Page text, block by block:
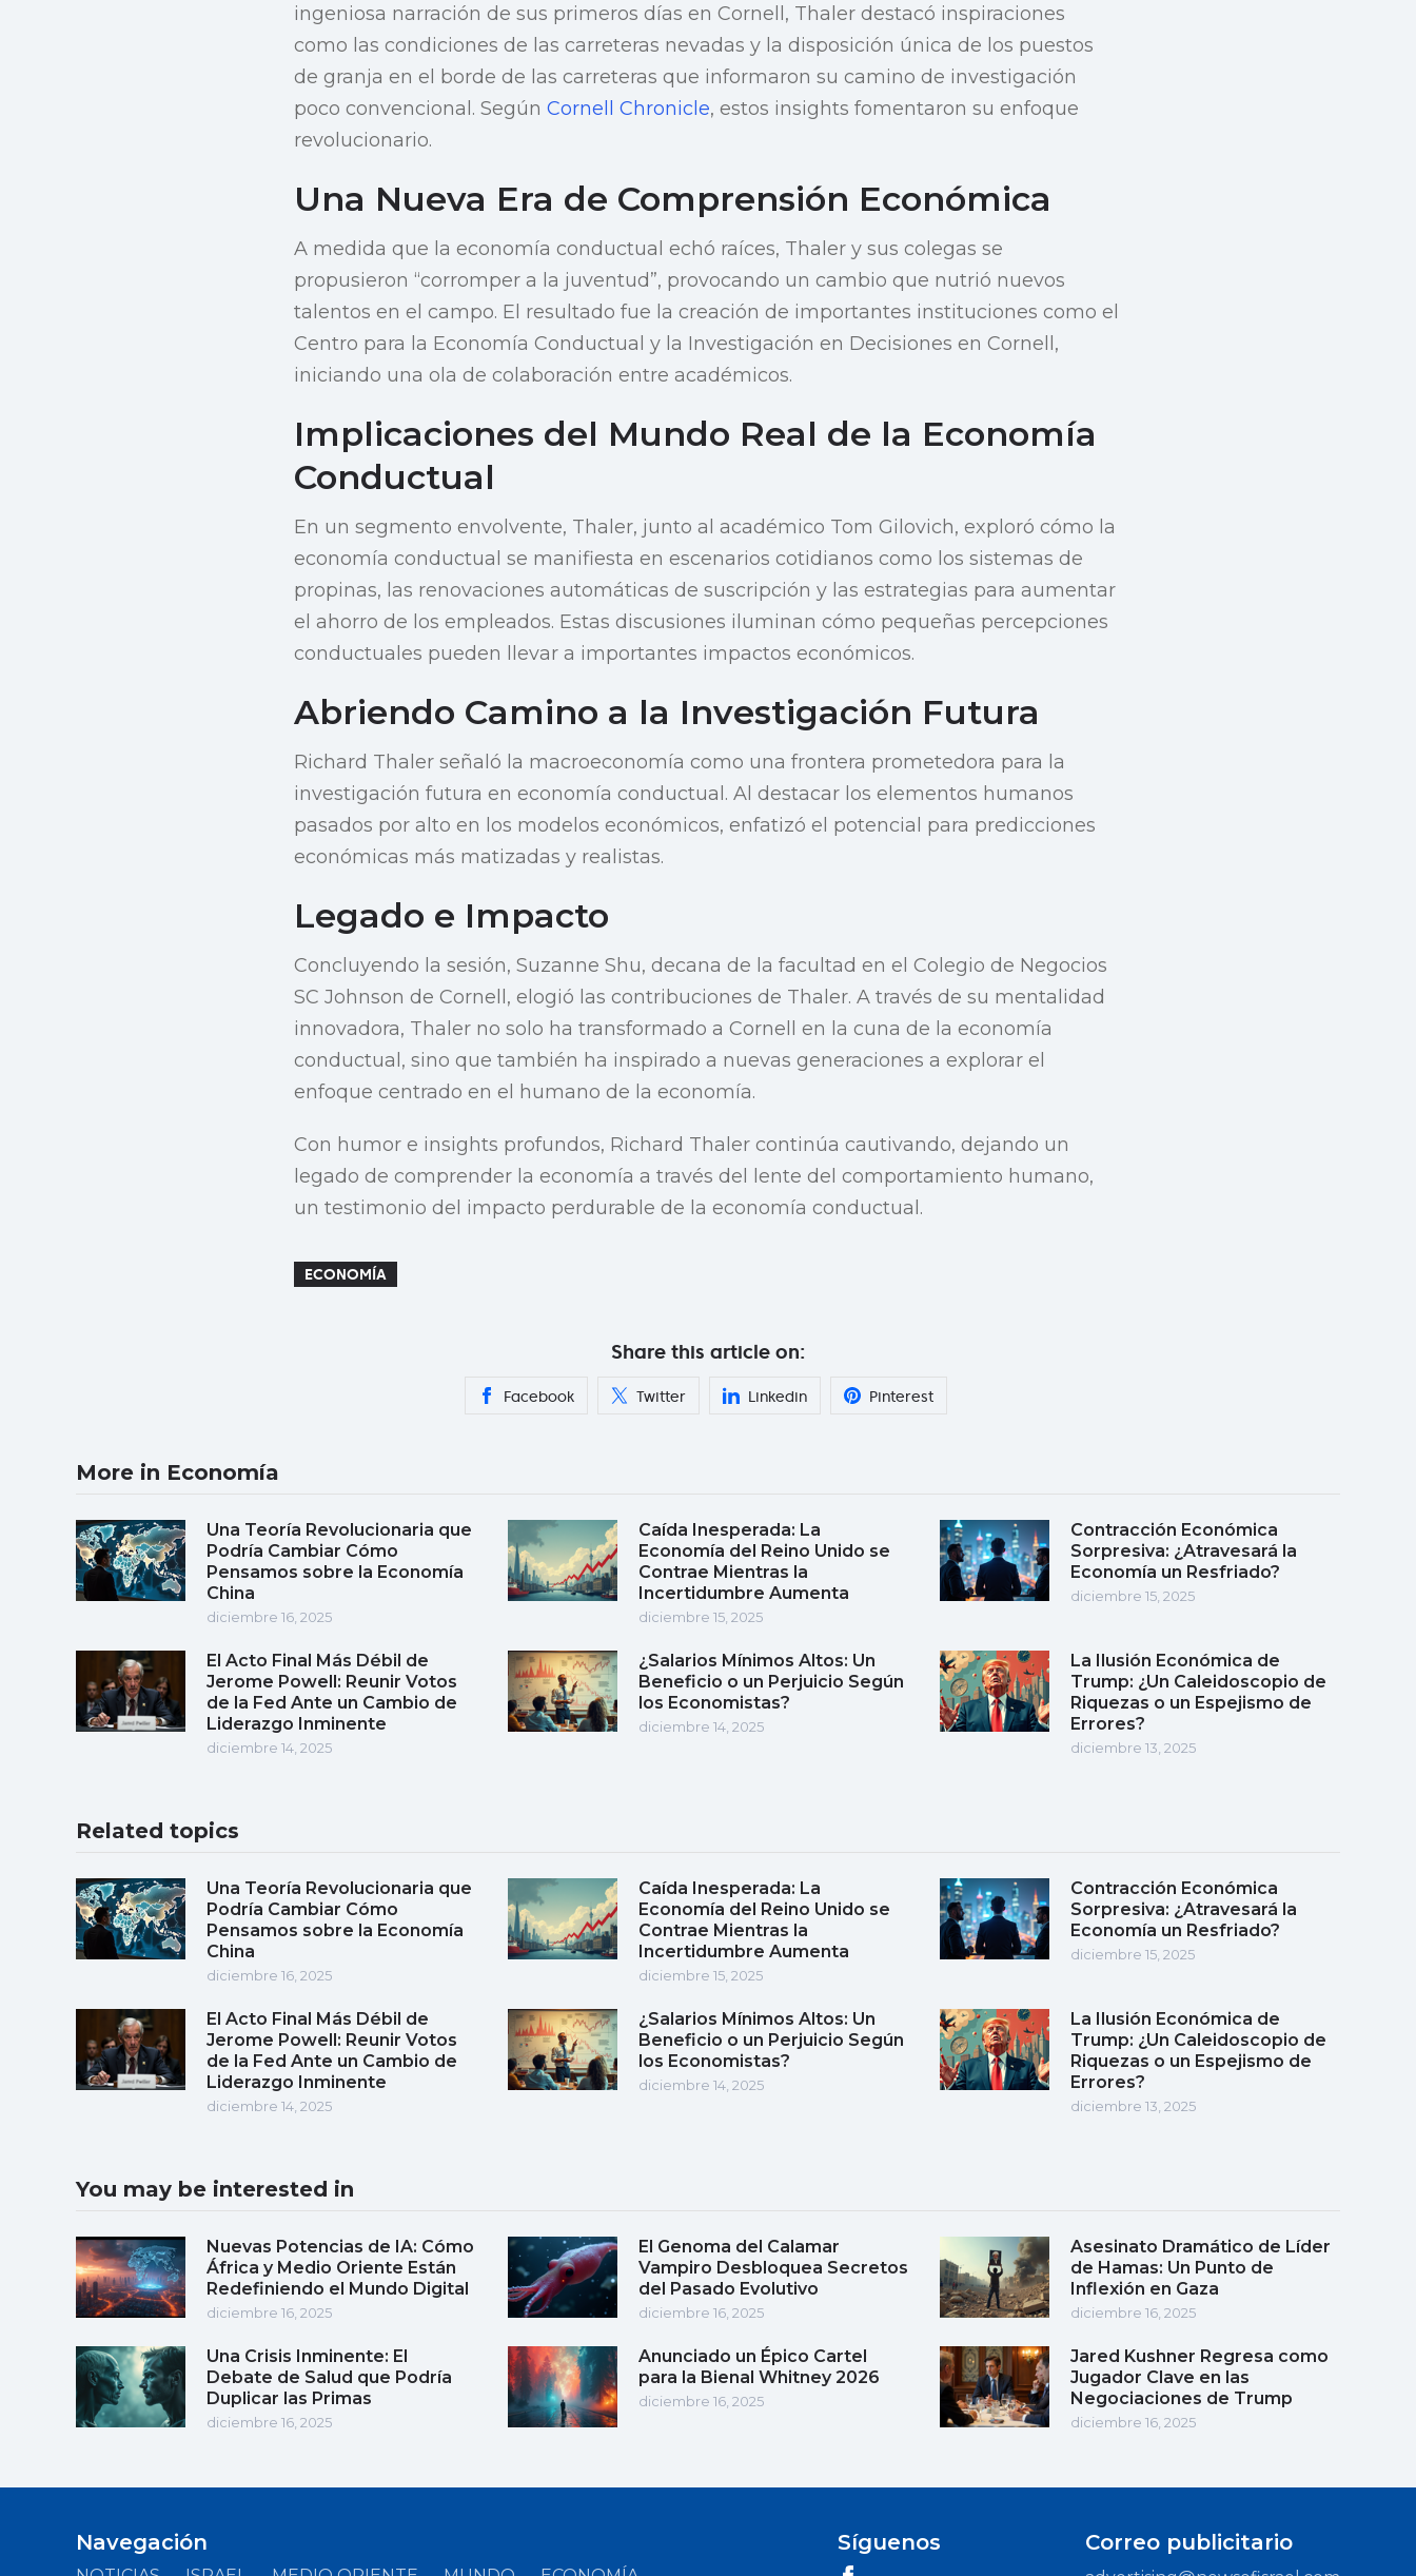
ingeniosa narración de sus primeros días en Cornell, Thaler destacó inspiraciones
como las condiciones de las carreteras nevadas y la disposición única de los puestos
de granja en el borde de las carreteras que informaron su camino de investigación
poco convencional. Según Cornell Chronicle, estos insights fomentaron su enfoque
revolucionario.
Una Nueva Era de Comprensión Económica
A medida que la economía conductual echó raíces, Thaler y sus colegas se
propusieron “corromper a la juventud”, provocando un cambio que nutrió nuevos
talentos en el campo. El resultado fue la creación de importantes instituciones como el
Centro para la Economía Conductual y la Investigación en Decisiones en Cornell,
iniciando una ola de colaboración entre académicos.
Implicaciones del Mundo Real de la Economía
Conductual
En un segmento envolvente, Thaler, junto al académico Tom Gilovich, exploró cómo la
economía conductual se manifiesta en escenarios cotidianos como los sistemas de
propinas, las renovaciones automáticas de suscripción y las estrategias para aumentar
el ahorro de los empleados. Estas discusiones iluminan cómo pequeñas percepciones
conductuales pueden llevar a importantes impactos económicos.
Abriendo Camino a la Investigación Futura
Richard Thaler señaló la macroeconomía como una frontera prometedora para la
investigación futura en economía conductual. Al destacar los elementos humanos
pasados por alto en los modelos económicos, enfatizó el potencial para predicciones
económicas más matizadas y realistas.
Legado e Impacto
Concluyendo la sesión, Suzanne Shu, decana de la facultad en el Colegio de Negocios
SC Johnson de Cornell, elogió las contribuciones de Thaler. A través de su mentalidad
innovadora, Thaler no solo ha transformado a Cornell en la cuna de la economía
conductual, sino que también ha inspirado a nuevas generaciones a explorar el
enfoque centrado en el humano de la economía.
Con humor e insights profundos, Richard Thaler continúa cautivando, dejando un
legado de comprender la economía a través del lente del comportamiento humano,
un testimonio del impacto perdurable de la economía conductual.
ECONOMÍA
Share this article on:
Facebook Twitter Linkedin Pinterest
More in Economía
Una Teoría Revolucionaria que
Podría Cambiar Cómo
Pensamos sobre la Economía
China
diciembre 16, 2025
Caída Inesperada: La
Economía del Reino Unido se
Contrae Mientras la
Incertidumbre Aumenta
diciembre 15, 2025
Contracción Económica
Sorpresiva: ¿Atravesará la
Economía un Resfriado?
diciembre 15, 2025
El Acto Final Más Débil de
Jerome Powell: Reunir Votos
de la Fed Ante un Cambio de
Liderazgo Inminente
diciembre 14, 2025
¿Salarios Mínimos Altos: Un
Beneficio o un Perjuicio Según
los Economistas?
diciembre 14, 2025
La Ilusión Económica de
Trump: ¿Un Caleidoscopio de
Riquezas o un Espejismo de
Errores?
diciembre 13, 2025
Related topics
Una Teoría Revolucionaria que
Podría Cambiar Cómo
Pensamos sobre la Economía
China
diciembre 16, 2025
Caída Inesperada: La
Economía del Reino Unido se
Contrae Mientras la
Incertidumbre Aumenta
diciembre 15, 2025
Contracción Económica
Sorpresiva: ¿Atravesará la
Economía un Resfriado?
diciembre 15, 2025
El Acto Final Más Débil de
Jerome Powell: Reunir Votos
de la Fed Ante un Cambio de
Liderazgo Inminente
diciembre 14, 2025
¿Salarios Mínimos Altos: Un
Beneficio o un Perjuicio Según
los Economistas?
diciembre 14, 2025
La Ilusión Económica de
Trump: ¿Un Caleidoscopio de
Riquezas o un Espejismo de
Errores?
diciembre 13, 2025
You may be interested in
Nuevas Potencias de IA: Cómo
África y Medio Oriente Están
Redefiniendo el Mundo Digital
diciembre 16, 2025
El Genoma del Calamar
Vampiro Desbloquea Secretos
del Pasado Evolutivo
diciembre 16, 2025
Asesinato Dramático de Líder
de Hamas: Un Punto de
Inflexión en Gaza
diciembre 16, 2025
Una Crisis Inminente: El
Debate de Salud que Podría
Duplicar las Primas
diciembre 16, 2025
Anunciado un Épico Cartel
para la Bienal Whitney 2026
diciembre 16, 2025
Jared Kushner Regresa como
Jugador Clave en las
Negociaciones de Trump
diciembre 16, 2025
Navegación Síguenos Correo publicitario